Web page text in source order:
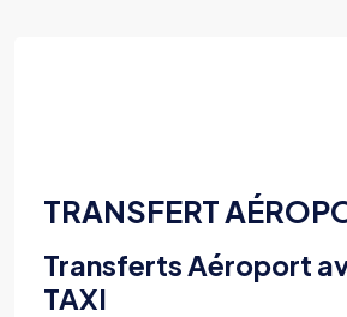
TRANSFERT
Transferts Aéroport
TAXI